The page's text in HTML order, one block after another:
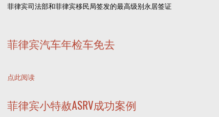
菲律宾司法部和菲律宾移民局签发的最高级别永居签证
菲律宾汽车年检车免去
点此阅读
菲律宾小特赦ASRV成功案例